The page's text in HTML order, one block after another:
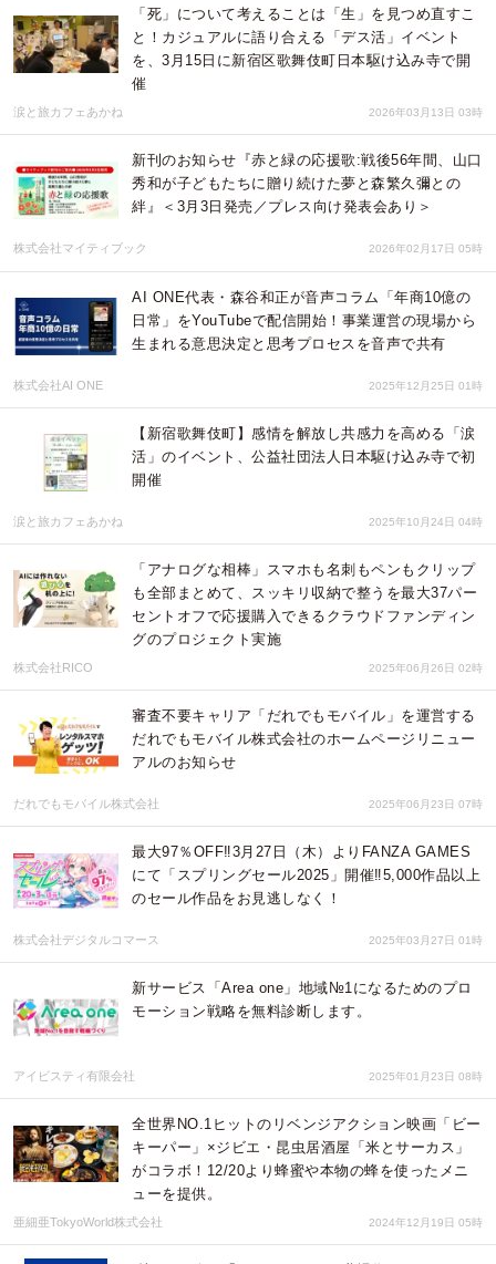
「死」について考えることは「生」を見つめ直すこ
と！カジュアルに語り合える「デス活」イベント
を、3月15日に新宿区歌舞伎町日本駆け込み寺で開
催
涙と旅カフェあかね 2026年03月13日 03時
新刊のお知らせ『赤と緑の応援歌:戦後56年間、山口
秀和が子どもたちに贈り続けた夢と森繁久彌との
絆』＜3月3日発売／プレス向け発表会あり＞
株式会社マイティブック 2026年02月17日 05時
AI ONE代表・森谷和正が音声コラム「年商10億の
日常」をYouTubeで配信開始！事業運営の現場から
生まれる意思決定と思考プロセスを音声で共有
株式会社AI ONE 2025年12月25日 01時
【新宿歌舞伎町】感情を解放し共感力を高める「涙
活」のイベント、公益社団法人日本駆け込み寺で初
開催
涙と旅カフェあかね 2025年10月24日 04時
「アナログな相棒」スマホも名刺もペンもクリップ
も全部まとめて、スッキリ収納で整うを最大37パー
セントオフで応援購入できるクラウドファンディン
グのプロジェクト実施
株式会社RICO 2025年06月26日 02時
審査不要キャリア「だれでもモバイル」を運営する
だれでもモバイル株式会社のホームページリニュー
アルのお知らせ
だれでもモバイル株式会社 2025年06月23日 07時
最大97％OFF‼3月27日（木）よりFANZA GAMES
にて「スプリングセール2025」開催‼5,000作品以上
のセール作品をお見逃しなく！
株式会社デジタルコマース 2025年03月27日 01時
新サービス「Area one」地域№1になるためのプロ
モーション戦略を無料診断します。
アイビスティ有限会社 2025年01月23日 08時
全世界NO.1ヒットのリベンジアクション映画「ビー
キーパー」×ジビエ・昆虫居酒屋「米とサーカス」
がコラボ！12/20より蜂蜜や本物の蜂を使ったメニ
ューを提供。
亜細亜TokyoWorld株式会社 2024年12月19日 05時